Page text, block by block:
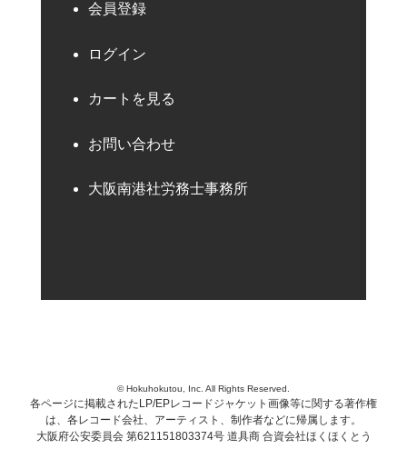
会員登録
ログイン
カートを見る
お問い合わせ
大阪南港社労務士事務所
© Hokuhokutou, Inc. All Rights Reserved.
各ページに掲載されたLP/EPレコードジャケット画像等に関する著作権
は、各レコード会社、アーティスト、制作者などに帰属します。
大阪府公安委員会 第621151803374号 道具商 合資会社ほくほくとう